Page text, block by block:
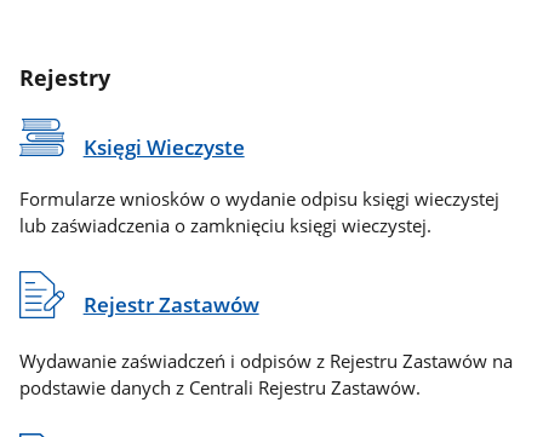
Rejestry
Księgi Wieczyste
Formularze wniosków o wydanie odpisu księgi wieczystej
lub zaświadczenia o zamknięciu księgi wieczystej.
Rejestr Zastawów
Wydawanie zaświadczeń i odpisów z Rejestru Zastawów na
podstawie danych z Centrali Rejestru Zastawów.